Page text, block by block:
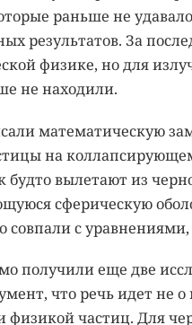
раньше не
результатов. За
физике, но для
не находили.
математическую
на
будто вылетают из
сферическую
совпали с
получили еще две
что речь идет не
физикой частиц. Для